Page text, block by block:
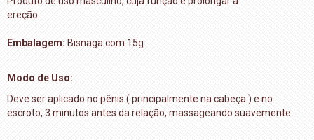
ereção.
Embalagem: Bisnaga com 15g.
Modo de Uso:
Deve ser aplicado no pênis ( principalmente na cabeça ) e no
escroto, 3 minutos antes da relação, massageando suavemente.